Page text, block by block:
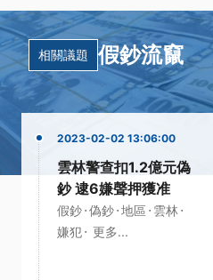
相關議題 假鈔流竄
2023-02-02 13:06:00
雲林警查扣1.2億元偽
鈔 逮6嫌聲押獲准
假鈔·偽鈔·地區 · 雲林·
嫌犯· 更多...